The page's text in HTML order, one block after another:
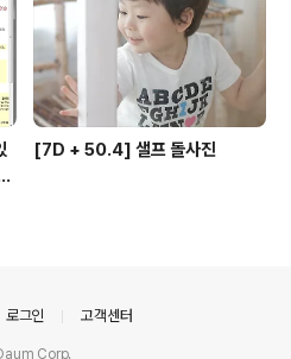
[7D + 50.4] 샐프 돌사진
로그인 고객센터
Corp.